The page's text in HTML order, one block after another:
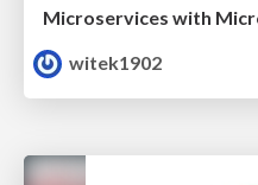
Microservices with
witek1902